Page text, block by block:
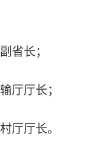
长；
厅长；
厅长。